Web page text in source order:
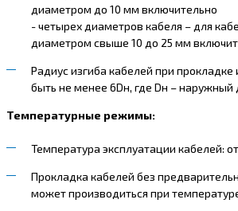
диаметром до 10 мм включительно
- четырех диаметров кабеля – для
диаметром свыше 10 до 25 мм
Радиус изгиба кабелей при
быть не менее 6Dн, где Dн –
Температурные режимы:
Температура эксплуатации кабелей:
Прокладка кабелей без
может производиться при